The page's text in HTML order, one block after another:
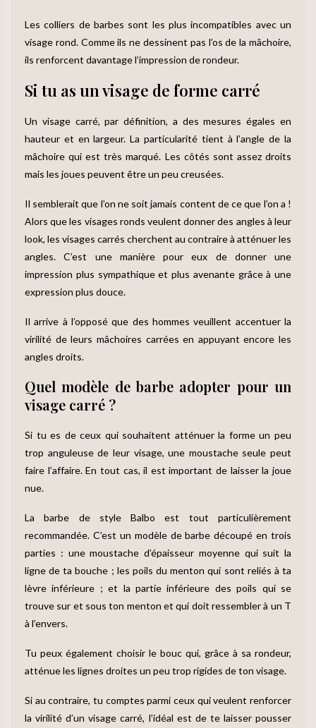
Les colliers de barbes sont les plus incompatibles avec un
visage rond. Comme ils ne dessinent pas l’os de la mâchoire,
ils renforcent davantage l’impression de rondeur.
Si tu as un visage de forme carré
Un visage carré, par définition, a des mesures égales en
hauteur et en largeur. La particularité tient à l’angle de la
mâchoire qui est très marqué. Les côtés sont assez droits
mais les joues peuvent être un peu creusées.
Il semblerait que l’on ne soit jamais content de ce que l’on a !
Alors que les visages ronds veulent donner des angles à leur
look, les visages carrés cherchent au contraire à atténuer les
angles. C’est une manière pour eux de donner une
impression plus sympathique et plus avenante grâce à une
expression plus douce.
Il arrive à l’opposé que des hommes veuillent accentuer la
virilité de leurs mâchoires carrées en appuyant encore les
angles droits.
Quel modèle de barbe adopter pour un
visage carré ?
Si tu es de ceux qui souhaitent atténuer la forme un peu
trop anguleuse de leur visage, une moustache seule peut
faire l’affaire. En tout cas, il est important de laisser la joue
nue.
La barbe de style Balbo est tout particulièrement
recommandée. C’est un modèle de barbe découpé en trois
parties : une moustache d’épaisseur moyenne qui suit la
ligne de ta bouche ; les poils du menton qui sont reliés à ta
lèvre inférieure ; et la partie inférieure des poils qui se
trouve sur et sous ton menton et qui doit ressembler à un T
à l’envers.
Tu peux également choisir le bouc qui, grâce à sa rondeur,
atténue les lignes droites un peu trop rigides de ton visage.
Si au contraire, tu comptes parmi ceux qui veulent renforcer
la virilité d’un visage carré, l’idéal est de te laisser pousser